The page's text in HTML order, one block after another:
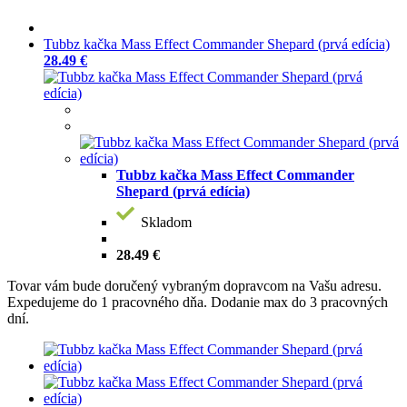
Tubbz kačka Mass Effect Commander Shepard (prvá edícia)
28.49 €
Tubbz kačka Mass Effect Commander
Shepard (prvá edícia)
Skladom
28.49 €
Tovar vám bude doručený vybraným dopravcom na Vašu adresu.
Expedujeme do 1 pracovného dňa. Dodanie max do 3 pracovných
dní.